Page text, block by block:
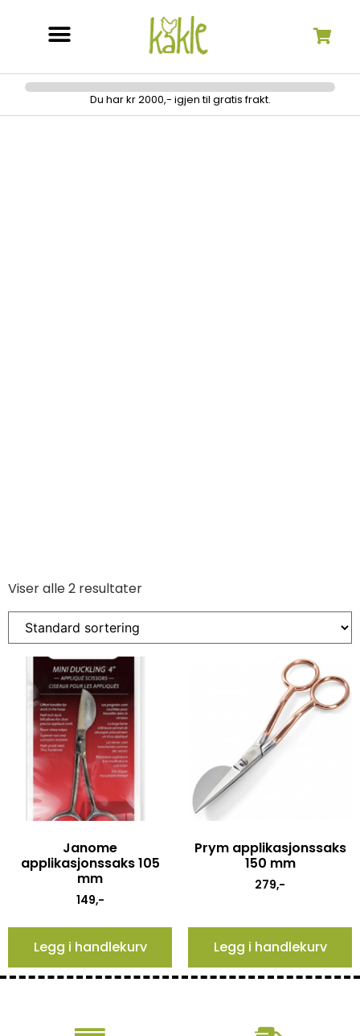
Du har kr 2000,- igjen til gratis frakt.
Viser alle 2 resultater
Janome
applikasjonssaks 105
mm
149,-
Legg i handlekurv
Prym applikasjonssaks
150 mm
279,-
Legg i handlekurv